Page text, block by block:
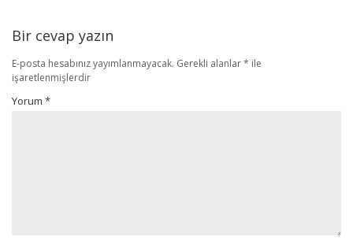
Bir cevap yazın
E-posta hesabınız yayımlanmayacak. Gerekli alanlar* ile
işaretlenmişlerdir
Yorum *